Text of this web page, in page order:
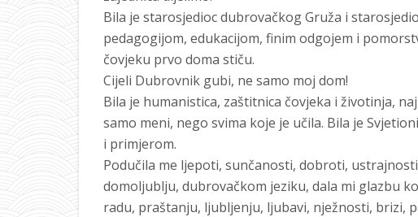
Bila je starosjedioc dubrovačkog Gruža i
pedagogijom, edukacijom, finim odgojem i
čovjeku prvo doma stiču.
Cijeli Dubrovnik gubi, ne samo moj dom!
Bila je humanistica, zaštitnica čovjeka i životinja,
samo meni, nego svima koje je učila. Bila je
i primjerom.
Podučila me ljepoti, sunčanosti, dobroti,
domoljublju, dubrovačkom jeziku, dala mi glazbu
radu, praštanju, ljubljenju, ljubavi, nježnosti, brizi,